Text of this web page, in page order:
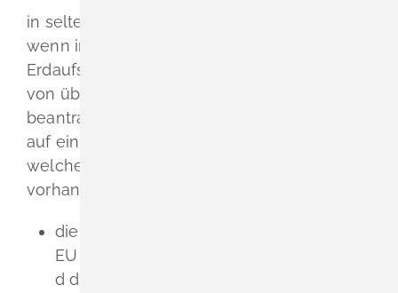
in seltenen Fällen das Regierungspräsidium,
wenn im Zusammenhang mit dem
Erdaufschluss eine Grundwasserentnahme
von über fünf Millionen Kubikmeter im Jahr
beantragt werden soll oder sich die Anzeige
auf ein Betriebsgelände bezieht, auf
welchem mindestens eine Anlage
vorhanden oder geplant ist,
die der Industrieemissions-Richtlinie der
EU unterfällt (Anlage im Anhang 1 Spalte
d der Verordnung über